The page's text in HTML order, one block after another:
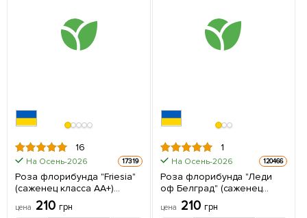
16
На Осень-2026 17319
Роза флорибунда "Friesia"
(саженец класса АА+)
высший сорт 1 шт в
упаковке
цена 210 грн
1
На Осень-2026 120466
Роза флорибунда "Леди
оф Белград" (саженец
класса АА+) высший сорт 1
саженец в упаковке
цена 210 грн